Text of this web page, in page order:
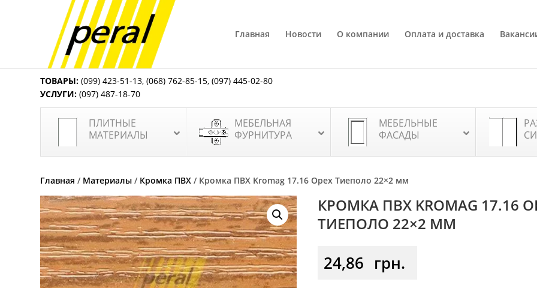
Главная Новости О компании Оплата и доставка
ТОВАРЫ: (099) 423-51-13,(068) 762-85-15,(097) 445-02-80
УСЛУГИ: (097) 487-18-70
ПЛИТНЫЕ
МАТЕРИАЛЫ
МЕБЕЛЬНАЯ
ФУРНИТУРА
МЕБЕЛЬНЫЕ
ФАСАДЫ
Главная / Материалы / Кромка ПВХ / Кромка ПВХ Kromag 17.16 Орех Тиеполо 22×2 мм
КРОМКА ПВХ KROMAG 17.16
ТИЕПОЛО 22×2 ММ
24,86 грн.